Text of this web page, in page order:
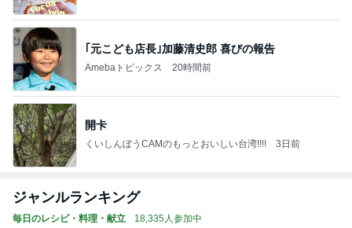
｢元こども店長｣加藤清史郎 喜びの報告
Amebaトピックス 20時間前
開卡
くいしんぼうCAMのもっとおいしい台湾!!!! 3日前
ジャンルランキング
毎日のレシピ・料理・献立 18,335人参加中